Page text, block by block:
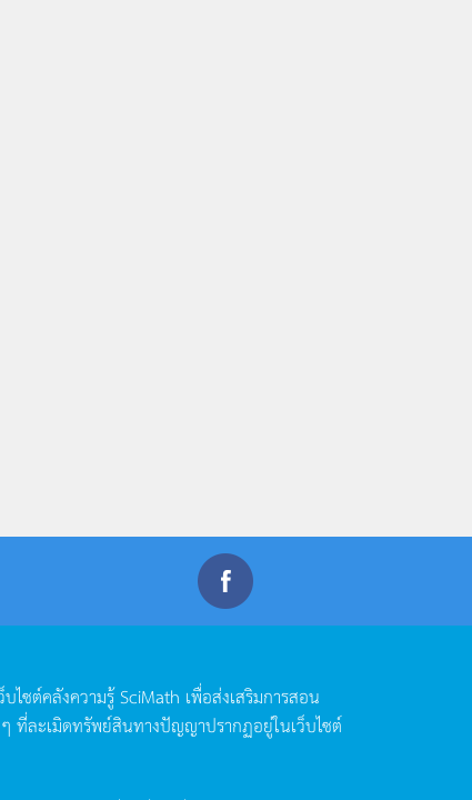
บไซต์คลังความรู้SciMath เพื่อส่งเสริมการสอน
ๆ ที่ละเมิดทรัพย์สินทางปัญญาปรากฏอยู่ในเว็บไซต์